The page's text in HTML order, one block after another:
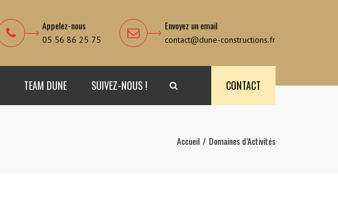
Appelez-nous
05 56 86 25 75
Envoyez un email
contact@dune-constructions.fr
TEAM DUNE SUIVEZ-NOUS ! CONTACT
Accueil Domaines d’Activités